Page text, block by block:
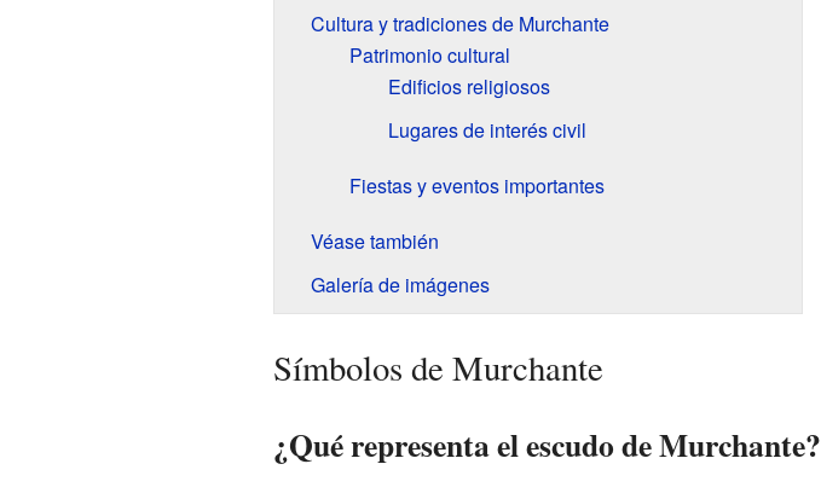
Cultura y tradiciones de Murchante
Patrimonio cultural
Edificios religiosos
Lugares de interés civil
Fiestas y eventos importantes
Véase también
Galería de imágenes
Símbolos de Murchante
¿Qué representa el escudo de Murchante?